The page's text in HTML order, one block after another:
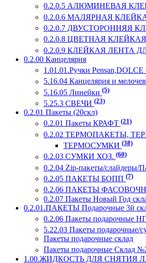
0.2.0.5 АЛЮМИНЕВАЯ
0.2.0.6 МАЛЯРНАЯ
0.2.0.7 ДВУСТОРОННЯЯ
0.2.0.8 ЦВЕТНАЯ
0.2.0.9 КЛЕЙКАЯ ЛЕНТА
0.2.00 Канцелярия
1.01.01.Ручки Pensan,DOLCE
5.16.04 Канцелярия и
5.16.05 Линейки (5)
5.25.3 СВЕЧИ (23)
0.2.01 Пакеты (20скл)
0.2.01 Пакеты КРАФТ (21)
0.2.02 ТЕРМОПАКЕТЫ,
ТЕРМОСУМКИ (38)
0.2.03 СУМКИ ХОЗ. (60)
0.2.04 Zip-пакеты/слайдеры/
0.2.05 ПАКЕТЫ БОПП (7)
0.2.06 ПАКЕТЫ
0.2.07 Пакеты Новый Год
0.2.01.ПАКЕТЫ Подарочные 3й
0.2.06 Пакеты подарочные НГ
5.22.03 Пакеты подарочные/
Пакеты подарочные склад
Пакеты подарочные Склад
1.00.ЖИДКОСТЬ ДЛЯ СНЯТИЯ